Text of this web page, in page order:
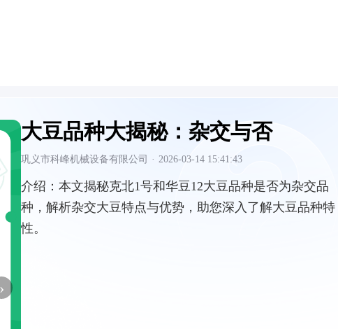
›
大豆品种大揭秘：杂交与否
巩义市科峰机械设备有限公司 · 2026-03-14 15:41:43
介绍： 本文揭秘克北1号和华豆12大豆品种是否为杂交品
种，解析杂交大豆特点与优势，助您深入了解大豆品种特
性。